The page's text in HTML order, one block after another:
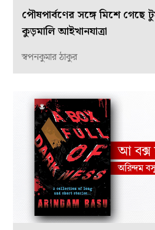
পৌষপার্বণের সঙ্গে মিশে গেছে
কুড়মালি আইখানযাত্রা
স্বপনকুমার ঠাকুর